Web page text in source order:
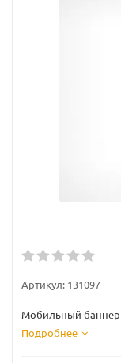
Артикул: 131097
Мобильный
Подробнее